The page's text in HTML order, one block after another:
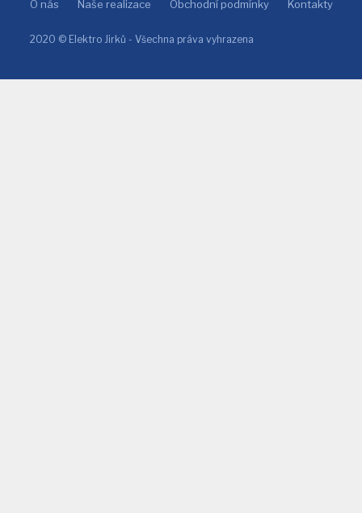
O nás Naše realizace Obchodní podmínky Kontakty
2020 © Elektro Jirků - Všechna práva vyhrazena